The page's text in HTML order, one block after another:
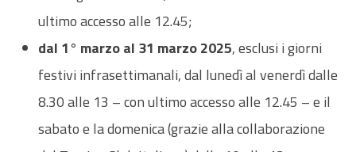
ultimo accesso alle 12.45;
dal 1° marzo al 31 marzo 2025, esclusi i giorni
festivi infrasettimanali, dal lunedì al venerdì dalle
8.30 alle 13 – con ultimo accesso alle 12.45 – e il
sabato e la domenica (grazie alla collaborazione